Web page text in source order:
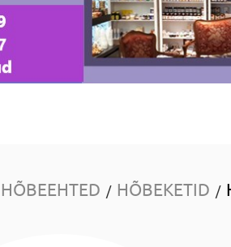
HÕBEEHTED / HÕBEKETID /